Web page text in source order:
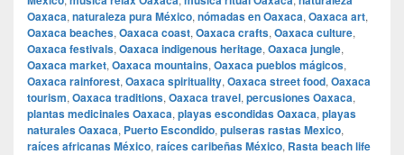
Oaxaca, naturaleza pura México, nómadas en Oaxaca, Oaxaca art,
Oaxaca beaches, Oaxaca coast, Oaxaca crafts, Oaxaca culture,
Oaxaca festivals, Oaxaca indigenous heritage, Oaxaca jungle,
Oaxaca market, Oaxaca mountains, Oaxaca pueblos mágicos,
Oaxaca rainforest, Oaxaca spirituality, Oaxaca street food, Oaxaca
tourism, Oaxaca traditions, Oaxaca travel, percusiones Oaxaca,
plantas medicinales Oaxaca, playas escondidas Oaxaca, playas
naturales Oaxaca, Puerto Escondido, pulseras rastas Mexico,
raíces africanas México, raíces caribeñas México, Rasta beach life